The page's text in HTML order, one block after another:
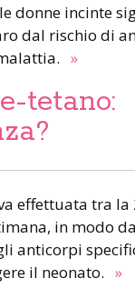
donne incinte
dal rischio di
»
tetano:
effettuata tra la
in modo
anticorpi
il neonato. »